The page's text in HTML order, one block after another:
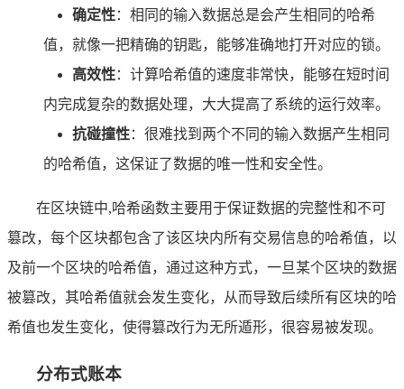
确定性：相同的输入数据总是会产生相同的哈希
值，就像一把精确的钥匙，能够准确地打开对应的锁。
高效性：计算哈希值的速度非常快，能够在短时间
内完成复杂的数据处理，大大提高了系统的运行效率。
抗碰撞性：很难找到两个不同的输入数据产生相同
的哈希值，这保证了数据的唯一性和安全性。
在区块链中,哈希函数主要用于保证数据的完整性和不可
篡改，每个区块都包含了该区块内所有交易信息的哈希值，以
及前一个区块的哈希值，通过这种方式，一旦某个区块的数据
被篡改，其哈希值就会发生变化，从而导致后续所有区块的哈
希值也发生变化，使得篡改行为无所遁形，很容易被发现。
分布式账本